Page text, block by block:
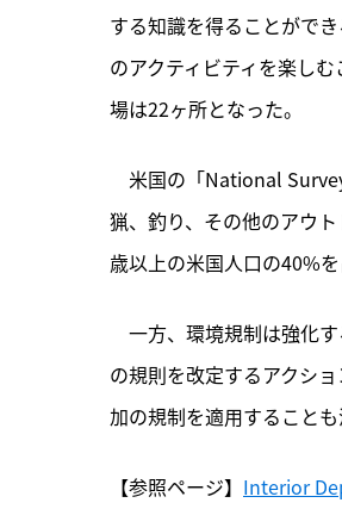
する知識を得ることがで
のアクティビティを楽し
場は22ヶ所となった。
米国の「National
猟、釣り、その他のアウ
歳以上の米国人口の40%
一方、環境規制は強化
の規則を改定するアクシ
加の規制を適用することも
【参照ページ】 Interior